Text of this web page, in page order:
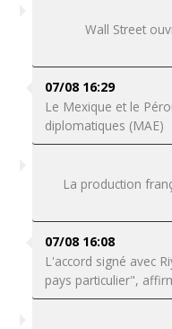
Wall Street
07/08 16:29
Le Mexique et le
diplomatiques (MAE)
La production
07/08 16:08
L'accord signé avec
pays particulier",